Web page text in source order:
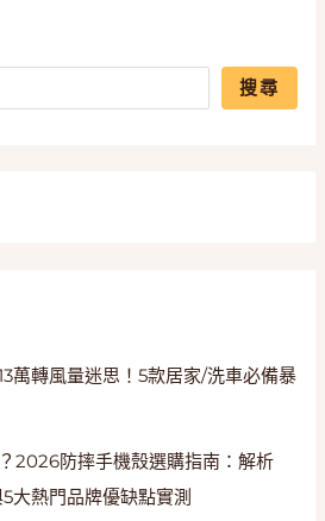
搜尋
萬轉風量迷思！5款居家/洗車必備暴
2026防摔手機殼選購指南：解析
大熱門品牌優缺點實測